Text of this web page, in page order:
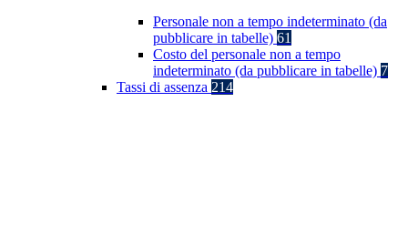
Personale non a tempo indeterminato (da
pubblicare in tabelle) 61
Costo del personale non a tempo
indeterminato (da pubblicare in tabelle) 7
Tassi di assenza 214